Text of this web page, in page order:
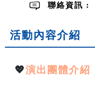
聯絡資訊 :
活動內容介紹
💖演出團體介紹